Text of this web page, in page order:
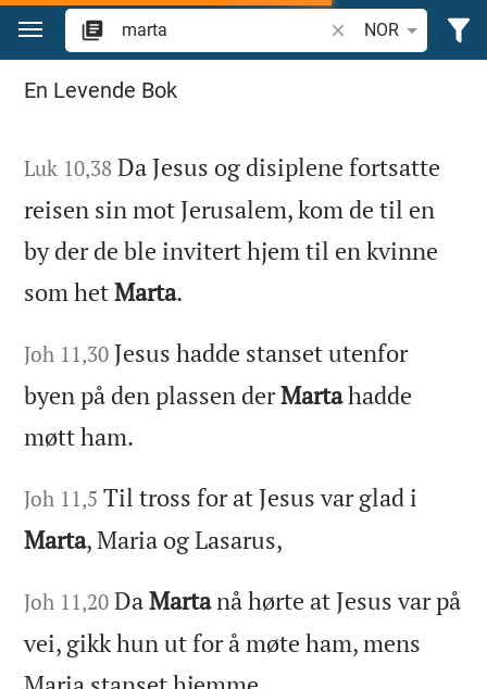
Skift til innhold
Søk bibelvers eller
NOR
Søk i Bibelen
En Levende Bok
Luk 10,38 Da Jesus og disiplene fortsatte
reisen sin mot Jerusalem, kom de til en
by der de ble invitert hjem til en kvinne
som hetMarta.
Joh 11,30 Jesus hadde stanset utenfor
byen på den plassen derMartahadde
møtt ham.
Joh 11,5 Til tross for at Jesus var glad i
Marta, Maria og Lasarus,
Joh 11,20 DaMartanå hørte at Jesus var på
vei, gikk hun ut for å møte ham, mens